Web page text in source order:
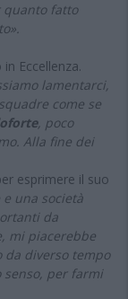
quanto fatto
Eccellenza.
lamentarci,
come se
, poco
Alla fine dei
esprimere il suo
una società
da
mi piacerebbe
da diverso tempo
per farmi